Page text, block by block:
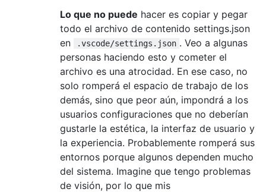
Lo que no puede hacer es copiar y pegar
todo el archivo de contenido settings.json
en
.vscode/settings.json . Veo a algunas
personas haciendo esto y cometer el
archivo es una atrocidad. En ese caso, no
solo romperá el espacio de trabajo de los
demás, sino que peor aún, impondrá a los
usuarios configuraciones que no deberían
gustarle la estética, la interfaz de usuario y
la experiencia. Probablemente romperá sus
entornos porque algunos dependen mucho
del sistema. Imagine que tengo problemas
de visión, por lo que mis